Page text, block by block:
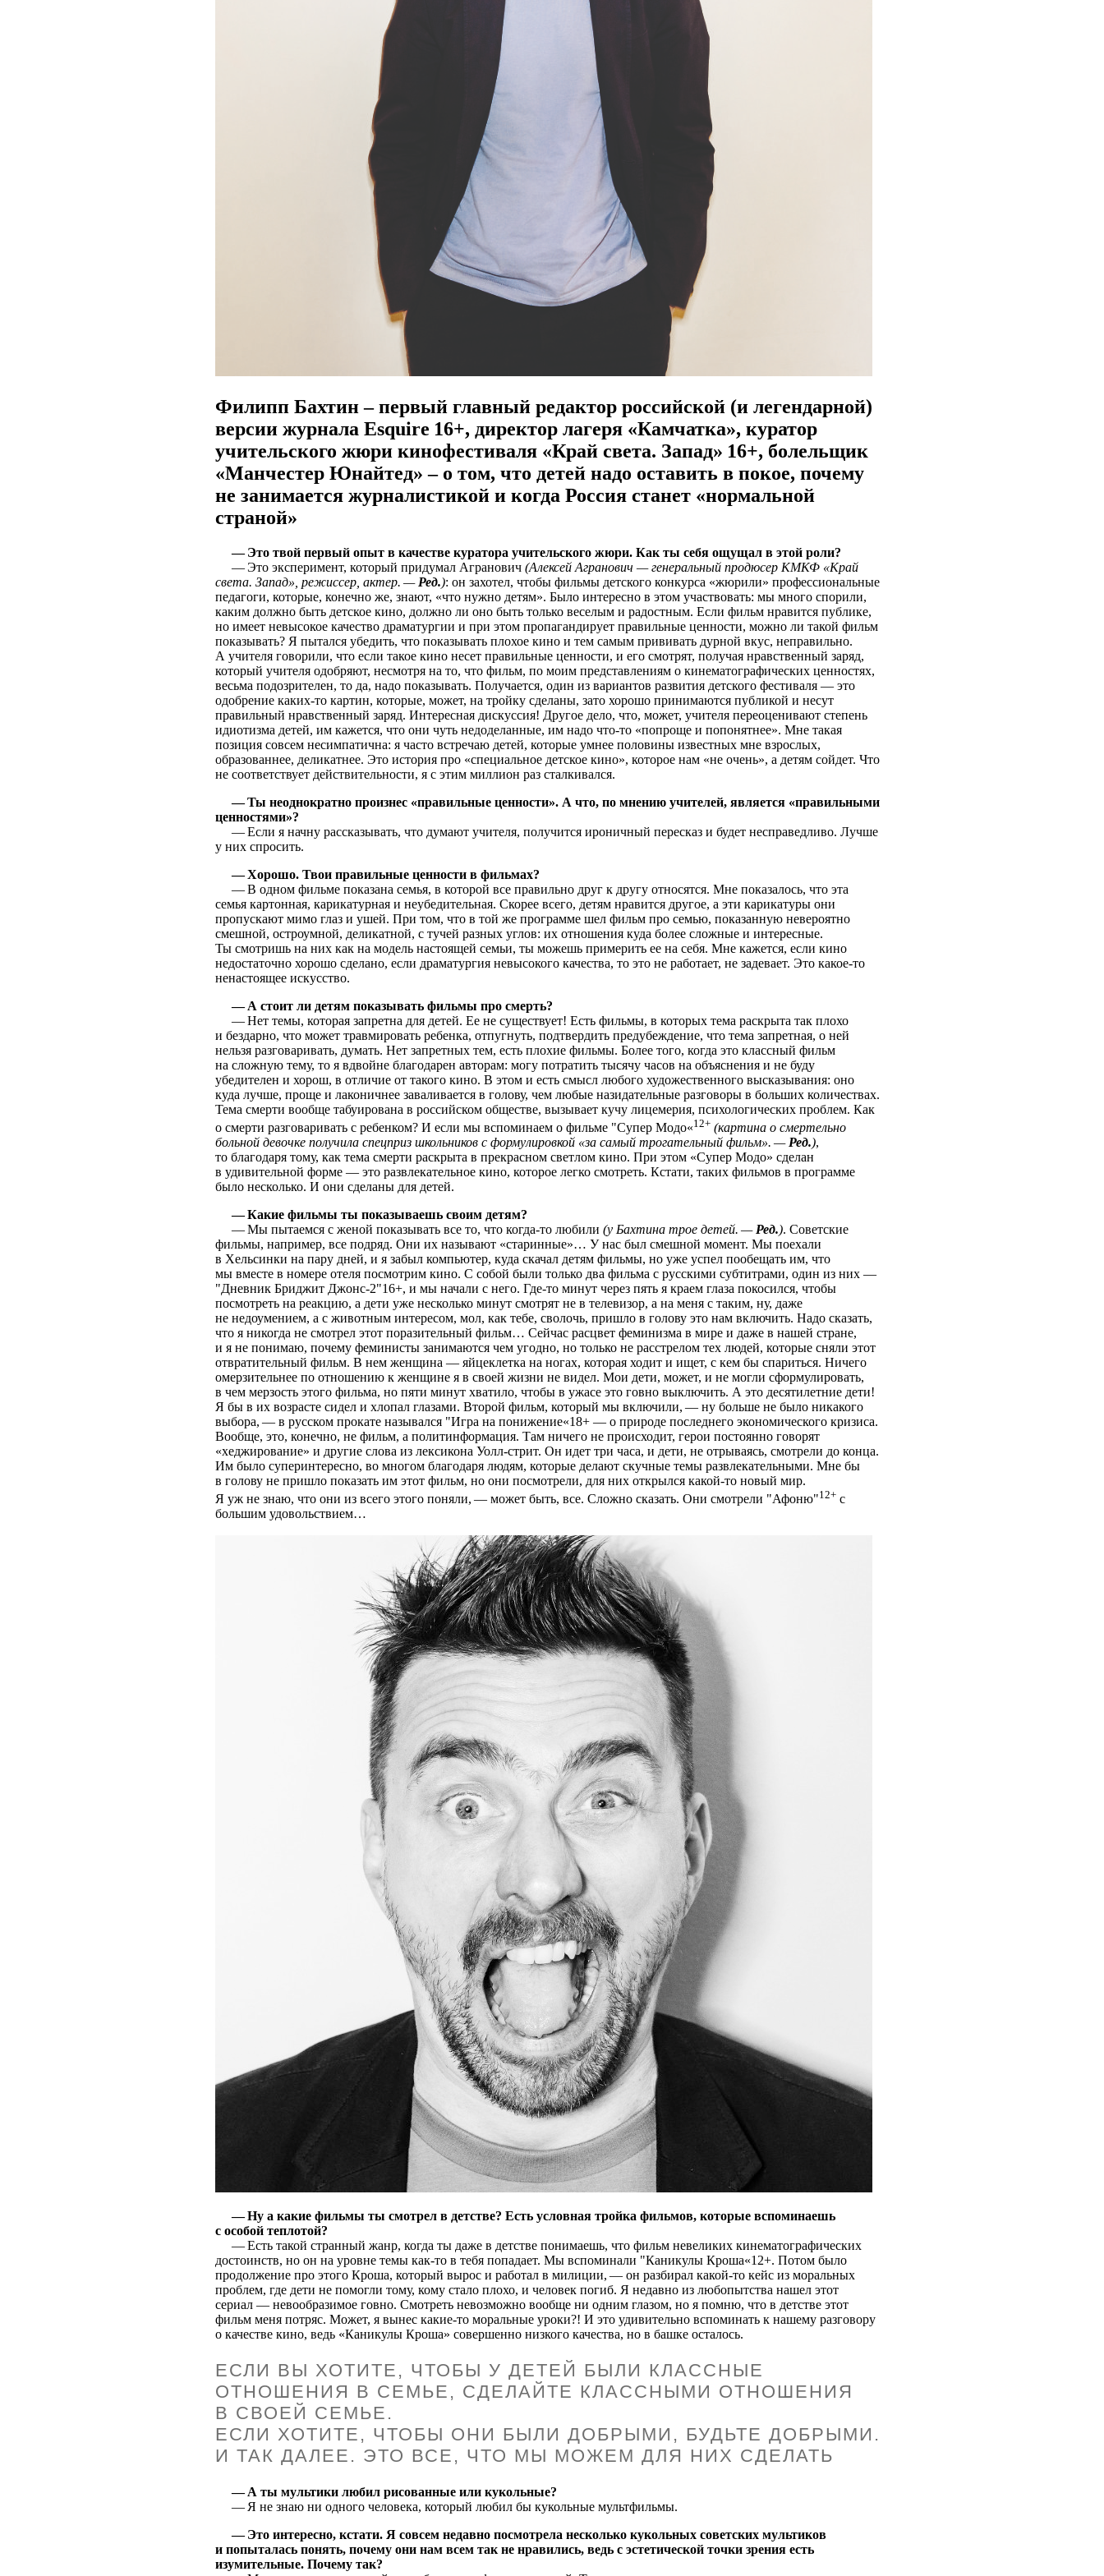
Филипп Бахтин – первый главный редактор российской (и легендарной)
версии журнала Esquire 16+, директор лагеря «Камчатка», куратор
учительского жюри кинофестиваля «Край света. Запад» 16+, болельщик
«Манчестер Юнайтед» – о том, что детей надо оставить в покое, почему
не занимается журналистикой и когда Россия станет «нормальной
страной»
— Это твой первый опыт в качестве куратора учительского жюри. Как ты себя ощущал в этой роли?
— Это эксперимент, который придумал Агранович (Алексей Агранович — генеральный продюсер КМКФ «Край
света. Запад», режиссер, актер. — Ред.): он захотел, чтобы фильмы детского конкурса «жюрили» профессиональные
педагоги, которые, конечно же, знают, «что нужно детям». Было интересно в этом участвовать: мы много спорили,
каким должно быть детское кино, должно ли оно быть только веселым и радостным. Если фильм нравится публике,
но имеет невысокое качество драматургии и при этом пропагандирует правильные ценности, можно ли такой фильм
показывать? Я пытался убедить, что показывать плохое кино и тем самым прививать дурной вкус, неправильно.
А учителя говорили, что если такое кино несет правильные ценности, и его смотрят, получая нравственный заряд,
который учителя одобряют, несмотря на то, что фильм, по моим представлениям о кинематографических ценностях,
весьма подозрителен, то да, надо показывать. Получается, один из вариантов развития детского фестиваля — это
одобрение каких-то картин, которые, может, на тройку сделаны, зато хорошо принимаются публикой и несут
правильный нравственный заряд. Интересная дискуссия! Другое дело, что, может, учителя переоценивают степень
идиотизма детей, им кажется, что они чуть недоделанные, им надо что-то «попроще и попонятнее». Мне такая
позиция совсем несимпатична: я часто встречаю детей, которые умнее половины известных мне взрослых,
образованнее, деликатнее. Это история про «специальное детское кино», которое нам «не очень», а детям сойдет. Что
не соответствует действительности, я с этим миллион раз сталкивался.
— Ты неоднократно произнес «правильные ценности». А что, по мнению учителей, является «правильными
ценностями»?
— Если я начну рассказывать, что думают учителя, получится ироничный пересказ и будет несправедливо. Лучше
у них спросить.
— Хорошо. Твои правильные ценности в фильмах?
— В одном фильме показана семья, в которой все правильно друг к другу относятся. Мне показалось, что эта
семья картонная, карикатурная и неубедительная. Скорее всего, детям нравится другое, а эти карикатуры они
пропускают мимо глаз и ушей. При том, что в той же программе шел фильм про семью, показанную невероятно
смешной, остроумной, деликатной, с тучей разных углов: их отношения куда более сложные и интересные.
Ты смотришь на них как на модель настоящей семьи, ты можешь примерить ее на себя. Мне кажется, если кино
недостаточно хорошо сделано, если драматургия невысокого качества, то это не работает, не задевает. Это какое-то
ненастоящее искусство.
— А стоит ли детям показывать фильмы про смерть?
— Нет темы, которая запретна для детей. Ее не существует! Есть фильмы, в которых тема раскрыта так плохо
и бездарно, что может травмировать ребенка, отпугнуть, подтвердить предубеждение, что тема запретная, о ней
нельзя разговаривать, думать. Нет запретных тем, есть плохие фильмы. Более того, когда это классный фильм
на сложную тему, то я вдвойне благодарен авторам: могу потратить тысячу часов на объяснения и не буду
убедителен и хорош, в отличие от такого кино. В этом и есть смысл любого художественного высказывания: оно
куда лучше, проще и лаконичнее заваливается в голову, чем любые назидательные разговоры в больших количествах.
Тема смерти вообще табуирована в российском обществе, вызывает кучу лицемерия, психологических проблем. Как
о смерти разговаривать с ребенком? И если мы вспоминаем о фильме "Супер Модо«12+ (картина о смертельно
больной девочке получила спецприз школьников с формулировкой «за самый трогательный фильм». — Ред.),
то благодаря тому, как тема смерти раскрыта в прекрасном светлом кино. При этом «Супер Модо» сделан
в удивительной форме — это развлекательное кино, которое легко смотреть. Кстати, таких фильмов в программе
было несколько. И они сделаны для детей.
— Какие фильмы ты показываешь своим детям?
— Мы пытаемся с женой показывать все то, что когда-то любили (у Бахтина трое детей. — Ред.). Советские
фильмы, например, все подряд. Они их называют «старинные»… У нас был смешной момент. Мы поехали
в Хельсинки на пару дней, и я забыл компьютер, куда скачал детям фильмы, но уже успел пообещать им, что
мы вместе в номере отеля посмотрим кино. С собой были только два фильма с русскими субтитрами, один из них —
"Дневник Бриджит Джонс-2"16+, и мы начали с него. Где-то минут через пять я краем глаза покосился, чтобы
посмотреть на реакцию, а дети уже несколько минут смотрят не в телевизор, а на меня с таким, ну, даже
не недоумением, а с животным интересом, мол, как тебе, сволочь, пришло в голову это нам включить. Надо сказать,
что я никогда не смотрел этот поразительный фильм… Сейчас расцвет феминизма в мире и даже в нашей стране,
и я не понимаю, почему феминисты занимаются чем угодно, но только не расстрелом тех людей, которые сняли этот
отвратительный фильм. В нем женщина — яйцеклетка на ногах, которая ходит и ищет, с кем бы спариться. Ничего
омерзительнее по отношению к женщине я в своей жизни не видел. Мои дети, может, и не могли сформулировать,
в чем мерзость этого фильма, но пяти минут хватило, чтобы в ужасе это говно выключить. А это десятилетние дети!
Я бы в их возрасте сидел и хлопал глазами. Второй фильм, который мы включили, — ну больше не было никакого
выбора, — в русском прокате назывался "Игра на понижение«18+ — о природе последнего экономического кризиса.
Вообще, это, конечно, не фильм, а политинформация. Там ничего не происходит, герои постоянно говорят
«хеджирование» и другие слова из лексикона Уолл-стрит. Он идет три часа, и дети, не отрываясь, смотрели до конца.
Им было суперинтересно, во многом благодаря людям, которые делают скучные темы развлекательными. Мне бы
в голову не пришло показать им этот фильм, но они посмотрели, для них открылся какой-то новый мир.
Я уж не знаю, что они из всего этого поняли, — может быть, все. Сложно сказать. Они смотрели "Афоню"12+ с
большим удовольствием…
— Ну а какие фильмы ты смотрел в детстве? Есть условная тройка фильмов, которые вспоминаешь
с особой теплотой?
— Есть такой странный жанр, когда ты даже в детстве понимаешь, что фильм невеликих кинематографических
достоинств, но он на уровне темы как-то в тебя попадает. Мы вспоминали "Каникулы Кроша«12+. Потом было
продолжение про этого Кроша, который вырос и работал в милиции, — он разбирал какой-то кейс из моральных
проблем, где дети не помогли тому, кому стало плохо, и человек погиб. Я недавно из любопытства нашел этот
сериал — невообразимое говно. Смотреть невозможно вообще ни одним глазом, но я помню, что в детстве этот
фильм меня потряс. Может, я вынес какие-то моральные уроки?! И это удивительно вспоминать к нашему разговору
о качестве кино, ведь «Каникулы Кроша» совершенно низкого качества, но в башке осталось.
ЕСЛИ ВЫ ХОТИТЕ, ЧТОБЫ У ДЕТЕЙ БЫЛИ КЛАССНЫЕ
ОТНОШЕНИЯ В СЕМЬЕ, СДЕЛАЙТЕ КЛАССНЫМИ ОТНОШЕНИЯ
В СВОЕЙ СЕМЬЕ.
ЕСЛИ ХОТИТЕ, ЧТОБЫ ОНИ БЫЛИ ДОБРЫМИ, БУДЬТЕ ДОБРЫМИ.
И ТАК ДАЛЕЕ. ЭТО ВСЕ, ЧТО МЫ МОЖЕМ ДЛЯ НИХ СДЕЛАТЬ
— А ты мультики любил рисованные или кукольные?
— Я не знаю ни одного человека, который любил бы кукольные мультфильмы.
— Это интересно, кстати. Я совсем недавно посмотрела несколько кукольных советских мультиков
и попыталась понять, почему они нам всем так не нравились, ведь с эстетической точки зрения есть
изумительные. Почему так?